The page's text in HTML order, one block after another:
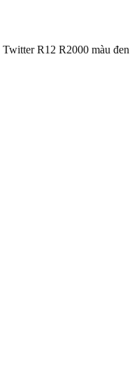
Twitter R12 R2000 màu đen